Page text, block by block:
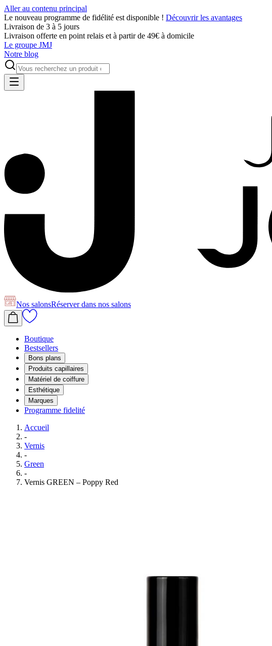
Aller au contenu principal
Le nouveau programme de fidélité est disponible ! Découvrir les avantages
Livraison de 3 à 5 jours
Livraison offerte en point relais et à partir de 49€ à domicile
Le groupe JMJ
Notre blog
Nos salonsRéserverdans nos salons
Boutique
Bestsellers
Bons plans
Produits capillaires
Matériel de coiffure
Esthétique
Marques
Programme fidelité
Accueil
-
Vernis
-
Green
-
Vernis GREEN – Poppy Red